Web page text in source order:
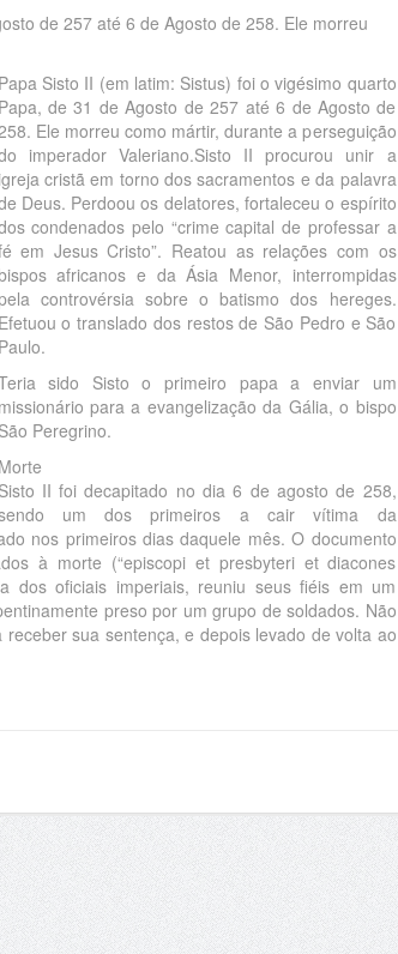
de 257 até 6 de Agosto de 258. Ele morreu
Papa Sisto II (em latim: Sistus) foi o vigésimo quarto
Papa, de 31 de Agosto de 257 até 6 de Agosto de
Ele morreu como mártir, durante a perseguição
imperador Valeriano.Sisto II procurou unir a
igreja cristã em torno dos sacramentos e da palavra
Deus. Perdoou os delatores, fortaleceu o espírito
condenados pelo “crime capital de professar a
em Jesus Cristo”. Reatou as relações com os
africanos e da Ásia Menor, interrompidas
controvérsia sobre o batismo dos hereges.
Efetuou o translado dos restos de São Pedro e São
Paulo.
sido Sisto o primeiro papa a enviar um
missionário para a evangelização da Gália, o bispo
São Peregrino.
Morte
Sisto II foi decapitado no dia 6 de agosto de 258,
um dos primeiros a cair vítima da
nos primeiros dias daquele mês. O documento
à morte (“episcopi et presbyteri et diacones
dos oficiais imperiais, reuniu seus fiéis em um
preso por um grupo de soldados. Não
sua sentença, e depois levado de volta ao